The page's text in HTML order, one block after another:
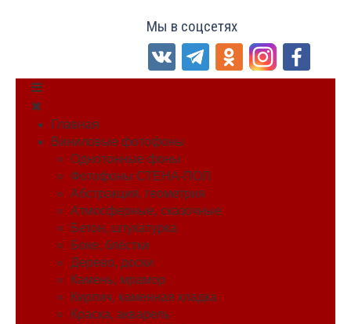
Мы в соцсетях
Главная
Виниловые фотофоны
Однотонные фоны
Фотофоны СТЕНА-ПОЛ
Абстракция, геометрия
Атмосферные, сказочные
Бетон, штукатурка
Боке, блёстки
Дерево, доски
Камень, мрамор
Кирпич, каменная кладка
Краска, акварель